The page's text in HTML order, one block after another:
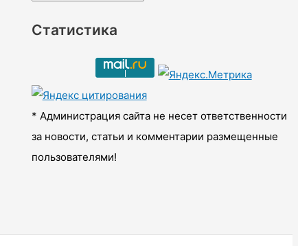
х
ы
Статистика
* Администрация сайта не несет ответственности
за новости, статьи и комментарии размещенные
пользователями!